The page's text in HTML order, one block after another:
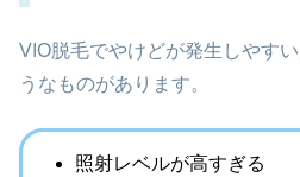
VIO脱毛でやけどが発生しやす
うなものがあります。
照射レベルが高すぎる